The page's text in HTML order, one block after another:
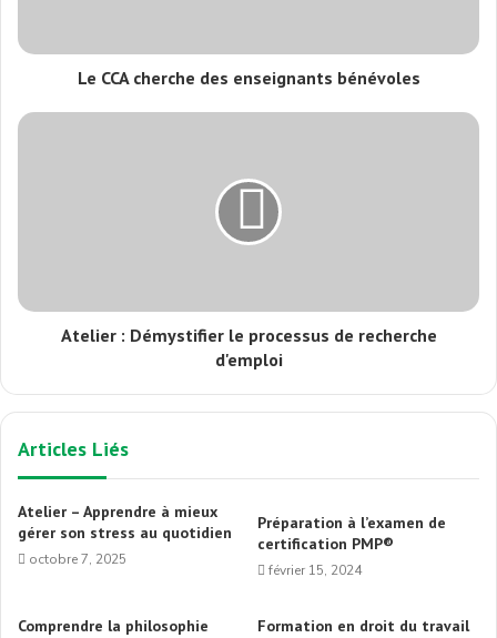
Le CCA cherche des enseignants bénévoles
Atelier : Démystifier le processus de recherche
d'emploi
Articles Liés
Atelier – Apprendre à mieux
gérer son stress au quotidien
octobre 7, 2025
Préparation à l’examen de
certification PMP®
février 15, 2024
Comprendre la philosophie
Formation en droit du travail